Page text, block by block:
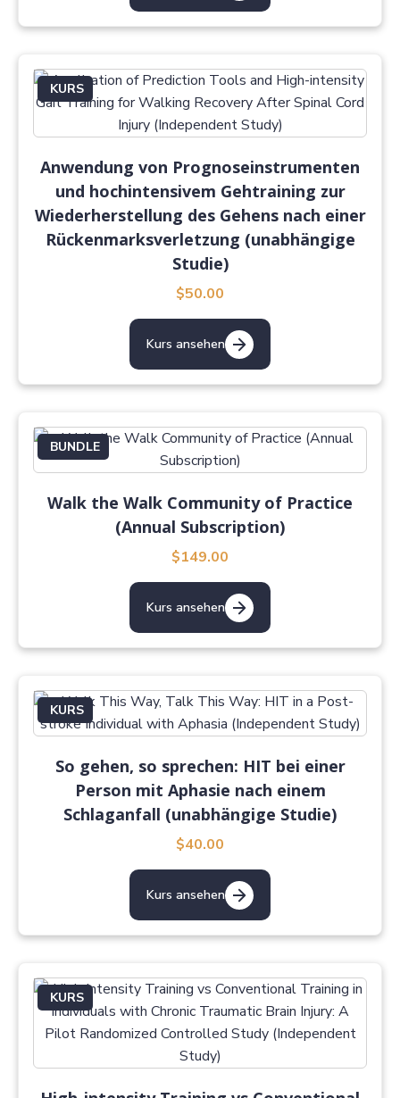
KURS
Anwendung von Prognoseinstrumenten
und hochintensivem Gehtraining zur
Wiederherstellung des Gehens nach einer
Rückenmarksverletzung (unabhängige
Studie)
$50.00
Kurs ansehen
BUNDLE
Walk the Walk Community of Practice
(Annual Subscription)
$149.00
Kurs ansehen
KURS
So gehen, so sprechen: HIT bei einer
Person mit Aphasie nach einem
Schlaganfall (unabhängige Studie)
$40.00
Kurs ansehen
KURS